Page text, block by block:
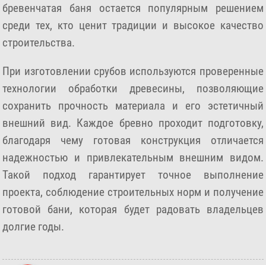
бревенчатая баня остается популярным решением
среди тех, кто ценит традиции и высокое качество
строительства.
При изготовлении срубов используются проверенные
технологии обработки древесины, позволяющие
сохранить прочность материала и его эстетичный
внешний вид. Каждое бревно проходит подготовку,
благодаря чему готовая конструкция отличается
надежностью и привлекательным внешним видом.
Такой подход гарантирует точное выполнение
проекта, соблюдение строительных норм и получение
готовой бани, которая будет радовать владельцев
долгие годы.